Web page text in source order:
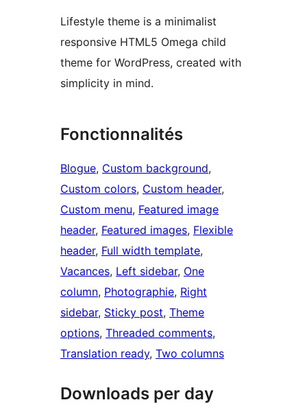
Lifestyle theme is a minimalist
responsive HTML5 Omega child
theme for WordPress, created with
simplicity in mind.
Fonctionnalités
Blogue, Custom background
Custom colors, Custom header
Custom menu, Featured image
header, Featured images, Flexible
header, Full width template
Vacances, Left sidebar, One
column, Photographie, Right
sidebar, Sticky post, Theme
options, Threaded comments
Translation ready, Two columns
Downloads per day